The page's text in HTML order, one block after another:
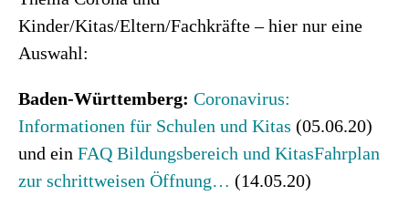
Kinder/Kitas/Eltern/Fachkräfte – hier nur eine
Auswahl:
Baden-Württemberg: Coronavirus:
Informationen für Schulen und Kitas (05.06.20)
und ein FAQ Bildungsbereich und KitasFahrplan
zur schrittweisen Öffnung… (14.05.20)